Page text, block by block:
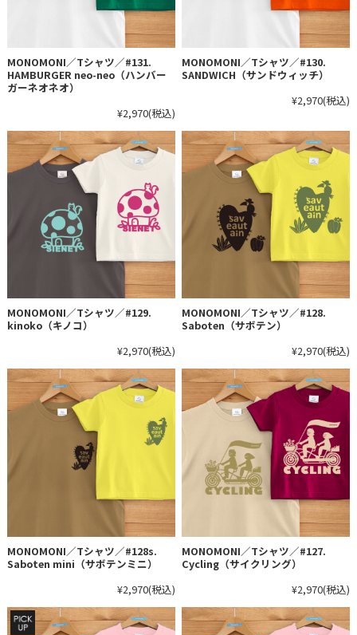
MONOMONI／Tシャツ／#131.
HAMBURGER neo-neo（ハンバー
ガーネオネオ）
¥2,970(税込)
MONOMONI／Tシャツ／#130.
SANDWICH（サンドウィッチ）
¥2,970(税込)
MONOMONI／Tシャツ／#129.
kinoko（キノコ）
¥2,970(税込)
MONOMONI／Tシャツ／#128.
Saboten（サボテン）
¥2,970(税込)
MONOMONI／Tシャツ／#128s.
Saboten mini（サボテンミニ）
¥2,970(税込)
MONOMONI／Tシャツ／#127.
Cycling（サイクリング）
¥2,970(税込)